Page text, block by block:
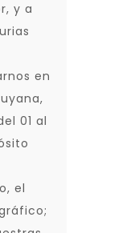
y a
en
01 al
el